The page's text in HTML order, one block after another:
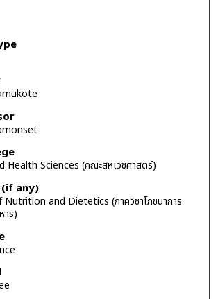
Health Sciences (คณะสหเวชศาสตร์)
any)
and Dietetics (ภาควิชาโภชนาการ
าร)